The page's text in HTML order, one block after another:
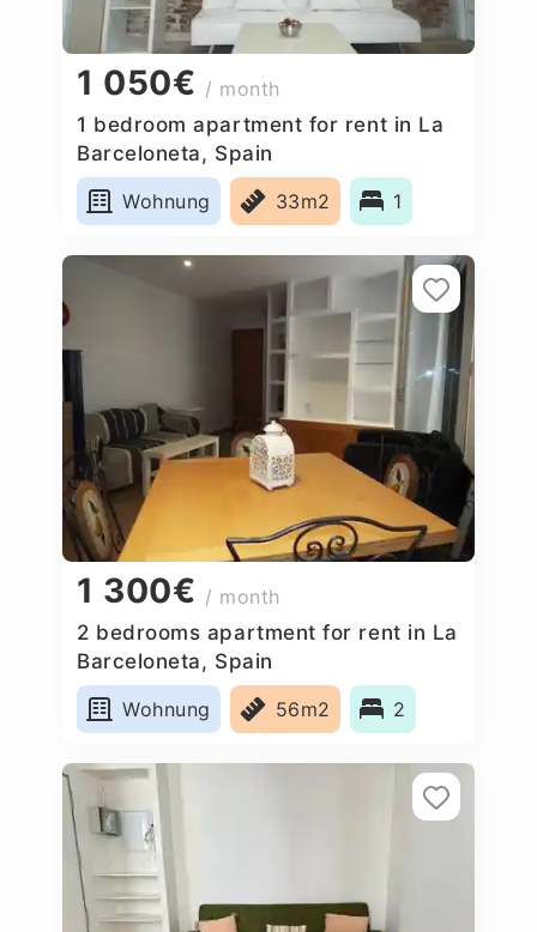
1 050€ / month
1 bedroom apartment for rent in La
Barceloneta, Spain
Wohnung
33m2 1
1 300€ / month
2 bedrooms apartment for rent in La
Barceloneta, Spain
Wohnung
56m2 2